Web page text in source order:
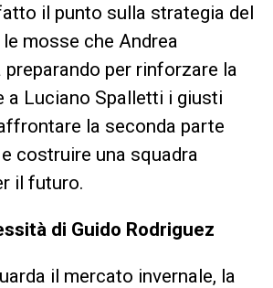
il punto sulla strategia del
mosse che Andrea
per rinforzare la
a Luciano Spalletti i giusti
la seconda parte
costruire una squadra
il futuro.
di Guido Rodriguez
il mercato invernale, la